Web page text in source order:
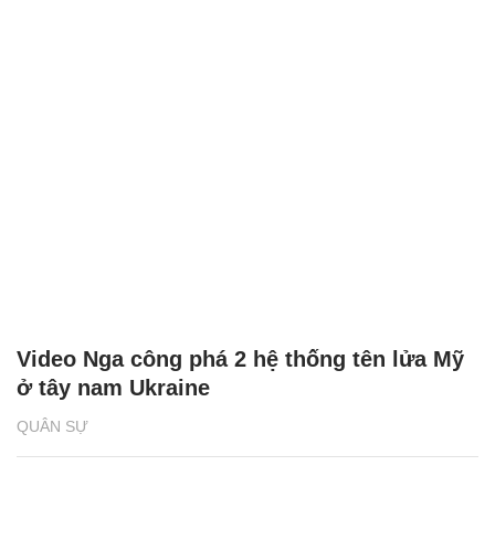
QUÂN SỰ
Video Nga công phá 2 hệ thống tên lửa Mỹ
ở tây nam Ukraine